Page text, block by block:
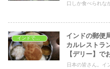
口しか食べられな
インドでレストラン
インドの郵便
カルレストラ
【デリー】
日本の皆さん。イ